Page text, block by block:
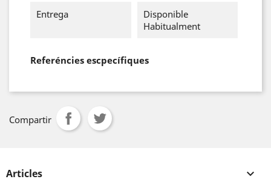
Entrega
Disponible
Habitualment
Referéncies escpecífiques
Compartir
Articles 